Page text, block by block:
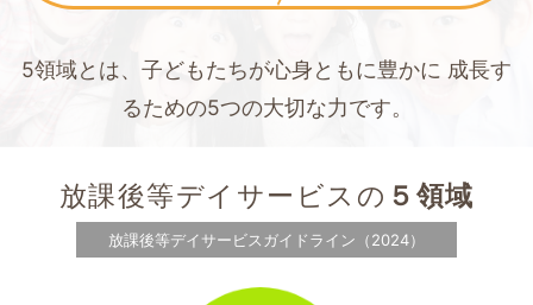
5領域とは、子どもたちが心身ともに豊かに 成長す
るための5つの大切な力です。
放課後等デイサービスの ５領域
放課後等デイサービスガイドライン（2024）